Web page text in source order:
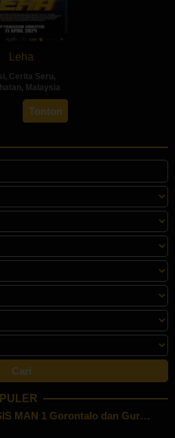
Leha
, Cerita Seru,
, Malaysia
11
Apr
Azaromi
Ghozali
Tonton
MAN 1 Gorontalo dan Gur…